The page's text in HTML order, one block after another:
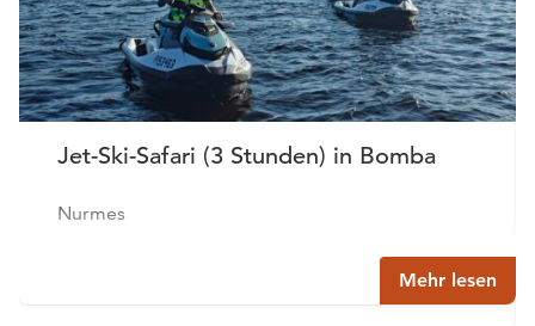
Jet-Ski-Safari (3 Stunden) in Bomba
Nurmes
Mehr lesen